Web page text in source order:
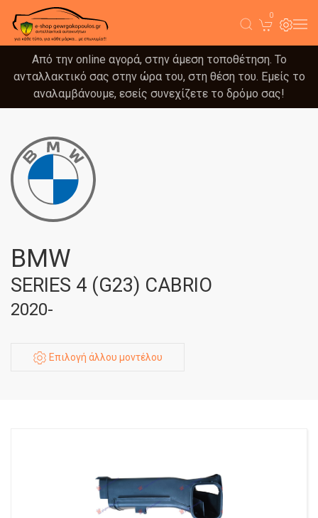
0
Από την online αγορά, στην άμεση τοποθέτηση. Το
ανταλλακτικό σας στην ώρα του, στη θέση του. Εμείς το
αναλαμβάνουμε, εσείς συνεχίζετε το δρόμο σας!
BMW
SERIES 4 (G23) CABRIO
2020-
Επιλογή άλλου μοντέλου